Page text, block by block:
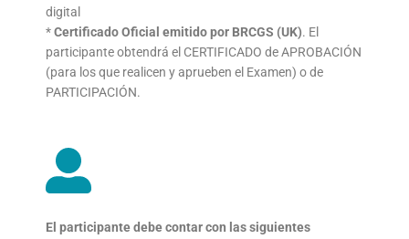
digital
*Certificado Oficial emitido por BRCGS (UK). El
participanteobtendrá el CERTIFICADO de APROBACIÓN
(para los que realicen y aprueben el Examen) o de
PARTICIPACIÓN.
El participante debe contar con las siguientes